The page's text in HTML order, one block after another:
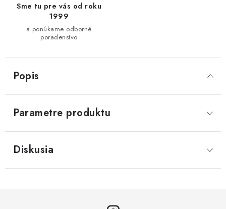
Sme tu pre vás od roku
1999
a ponúkame odborné
poradenstvo
Popis
Parametre produktu
Diskusia